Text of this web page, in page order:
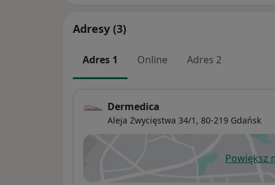
Adresy (3)
Adres 1 Online Adres 2
Dermedica
Aleja Zwycięstwa 34/1, 80-219 Gdańsk
Powiększ